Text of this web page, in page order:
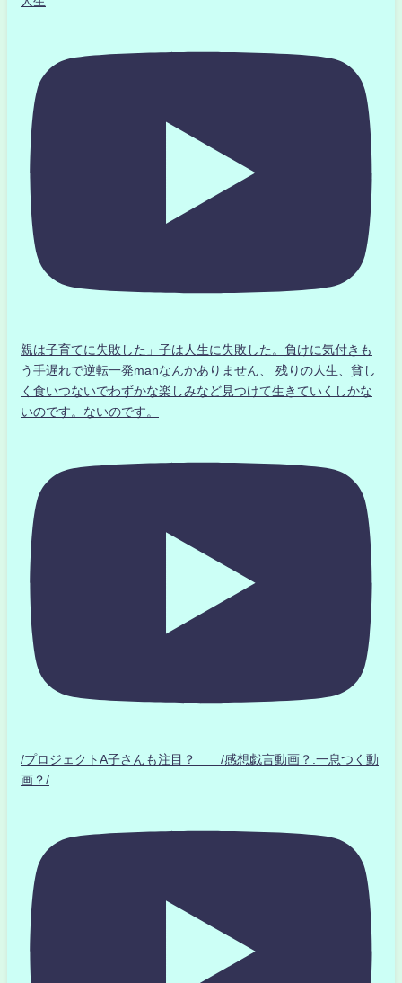
親は子育てに失敗した」子は人生に失敗した。負けに気付きも
う手遅れで逆転一発manなんかありません、 残りの人生、貧し
く食いつないでわずかな楽しみなど見つけて生きていくしかな
いのです。ないのです。
/プロジェクトA子さんも注目？ /感想戯言動画？.一息つく動
画？/